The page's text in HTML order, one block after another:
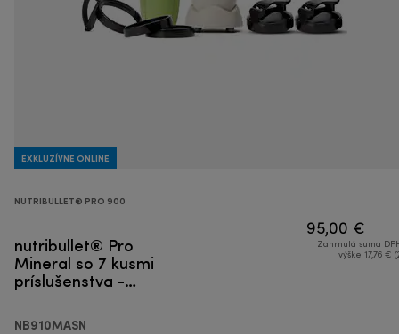
EXKLUZÍVNE ONLINE
NUTRIBULLET® PRO 900
nutribullet® Pro
Mineral so 7 kusmi
príslušenstva -
NB910MASN
95,00 €
Zahrnutá suma
výške 17,76 €